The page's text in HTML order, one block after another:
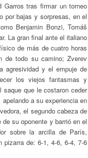
tras firmar un torneo
por bajas y sorpresas, en el
Benjamin Bonzi, Tomáš
La gran final ante el italiano
de más de cuatro horas
de todo su camino; Zverev
agresividad y el empuje de
los viejos fantasmas y
que le costaron ceder
apelando a su experiencia en
el segundo cabeza de
su oponente y barrió en el
sobre la arcilla de París,
pizarra de: 6-1, 4-6, 6-4, 7-6